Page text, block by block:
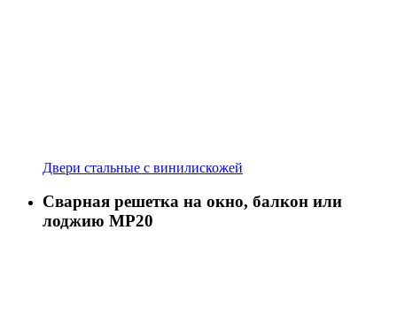
Двери стальные с винилискожей
Сварная решетка на окно, балкон или
лоджию МР20